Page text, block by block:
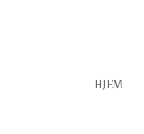
HJEM